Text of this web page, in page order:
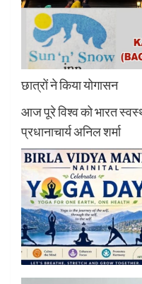
छात्रों ने किया योगासन
आज पूरे विश्व को भारत
प्रधानाचार्य अनिल शर्मा